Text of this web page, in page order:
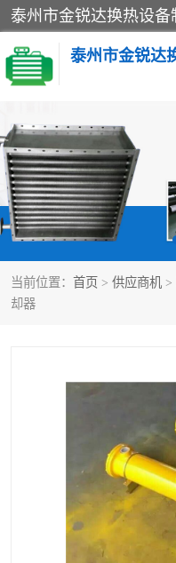
当前位置： 首页 > 供应商机 >
却器
冷却器
散热器
热交换器